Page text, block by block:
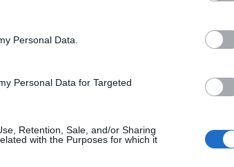
Personal Data.
Personal Data for Targeted
Retention, Sale, and/or Sharing
with the Purposes for which it